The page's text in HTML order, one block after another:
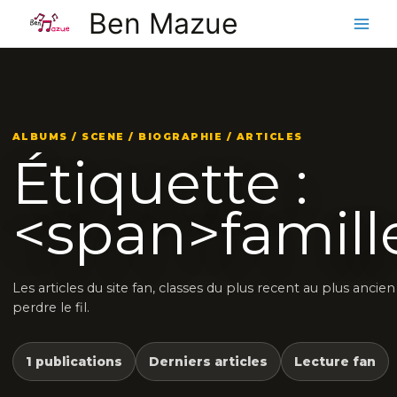
contenu
Ben Mazue
ALBUMS / SCENE / BIOGRAPHIE / ARTICLES
Étiquette :
Les articles du site fan, classes du plus recent au plus
perdre le fil.
1 publications Derniers articles Lecture fan